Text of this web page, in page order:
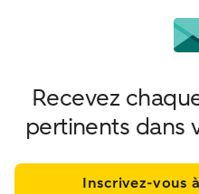
Recevez
pertinents dans
Inscrivez-vous